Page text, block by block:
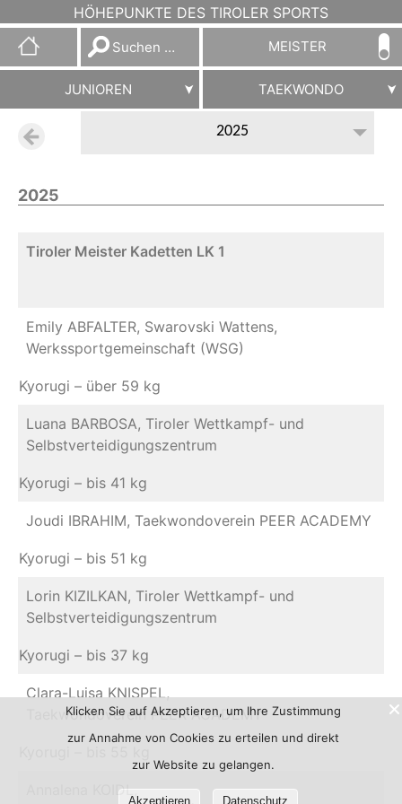
HÖHEPUNKTE DES TIROLER SPORTS
Suchen
nach:
MEISTER
JUNIOREN TAEKWONDO
2025
2025
Tiroler Meister Kadetten LK 1
Emily ABFALTER, Swarovski Wattens,
Werkssportgemeinschaft (WSG)
Kyorugi – über 59 kg
Luana BARBOSA, Tiroler Wettkampf- und
Selbstverteidigungszentrum
Kyorugi – bis 41 kg
Joudi IBRAHIM, Taekwondoverein PEER ACADEMY
Kyorugi – bis 51 kg
Lorin KIZILKAN, Tiroler Wettkampf- und
Selbstverteidigungszentrum
Kyorugi – bis 37 kg
Clara-Luisa KNISPEL,
Taekwondoverein PEER ACADEMY
Annalena KOIDL,
Klicken Sie auf Akzeptieren, um Ihre Zustimmung
zur Annahme von Cookies zu erteilen und direkt
zur Website zu gelangen.
Akzeptieren Datenschutz